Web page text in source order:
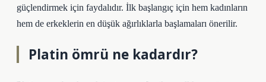
güçlendirmek için faydalıdır. İlk başlangıç ​​için hem kadınların
hem de erkeklerin en düşük ağırlıklarla başlamaları önerilir.
Platin ömrü ne kadardır?